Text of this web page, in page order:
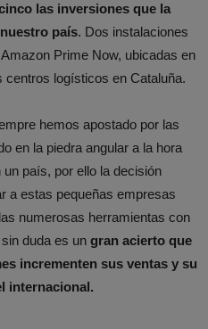
las inversiones que la
país. Dos instalaciones
Prime Now, ubicadas en
logísticos en Cataluña.
hemos apostado por las
en la piedra angular a la hora
país, por ello la decisión
a estas pequeñas empresas
numerosas herramientas con
duda es un gran acierto que
incrementen sus ventas y su
internacional.